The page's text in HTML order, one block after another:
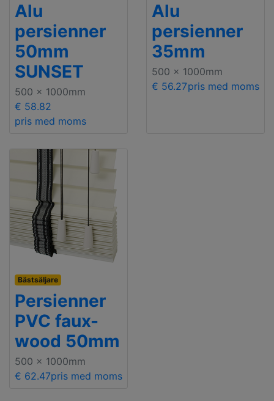
Alu
persienner
50mm
SUNSET
500 x 1000mm
€ 58.82
pris med moms
Alu
persienner
35mm
500 x 1000mm
€ 56.27pris med moms
Bästsäljare
Persienner
PVC faux-
wood 50mm
500 x 1000mm
€ 62.47pris med moms